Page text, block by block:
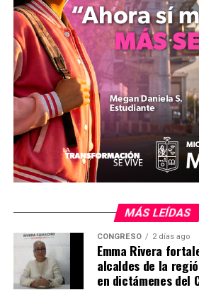
Finalmente, el representante
instauración de este
objetivo fortalecer la cultura
conciencia sobre la importancia de
recursos que sostienen el
las comunidades michoacanas.
mizitacuaro
MÁS LEÍDAS
CONGRESO 2 días ago
Emma Rivera
alcaldes de la
en dictámenes del